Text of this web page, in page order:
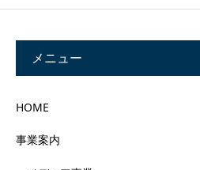
メニュー
HOME
事業案内